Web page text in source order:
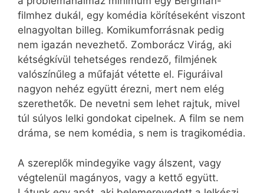
filmhez dukál, egy komédia körítéseként viszont
elnagyoltan billeg. Komikumforrásnak pedig
nem igazán nevezhető. Zomborácz Virág, aki
kétségkívül tehetséges rendező, filmjének
valószínűleg a műfaját vétette el. Figuráival
nagyon nehéz együtt érezni, mert nem elég
szerethetők. De nevetni sem lehet rajtuk, mivel
túl súlyos lelki gondokat cipelnek. A film se nem
dráma, se nem komédia, s nem is tragikomédia.
A szereplők mindegyike vagy álszent, vagy
végtelenül magányos, vagy a kettő együtt.